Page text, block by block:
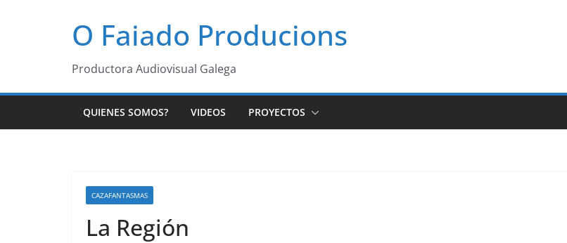
O Faiado Producions
Productora Audiovisual Galega
QUIENES SOMOS? VIDEOS PROYECTOS
CAZAFANTASMAS
La Región